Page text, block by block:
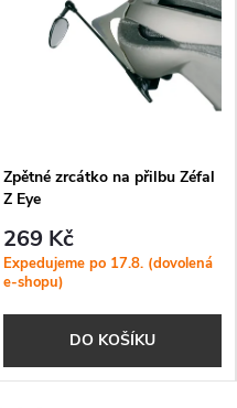
Zpětné zrcátko na přilbu Zéfal
Z Eye
269 Kč
Expedujeme po 17.8. (dovolená
e-shopu)
DO KOŠÍKU